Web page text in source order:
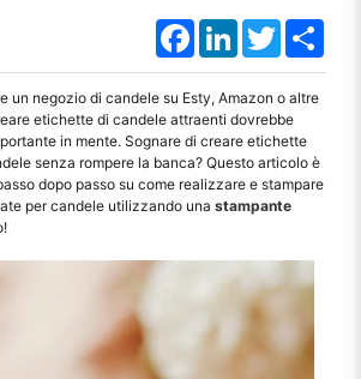
FacebookLinkedInTwitter
un negozio di candele su Esty, Amazon o altre
etichette di candele attraenti dovrebbe
in mente. Sognare di creare etichette
senza rompere la banca? Questo articolo è
dopo passo su come realizzare e stampare
per candele utilizzando una stampante